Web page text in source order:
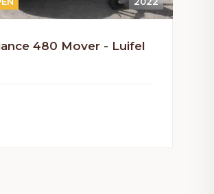
480 Mover - Luifel